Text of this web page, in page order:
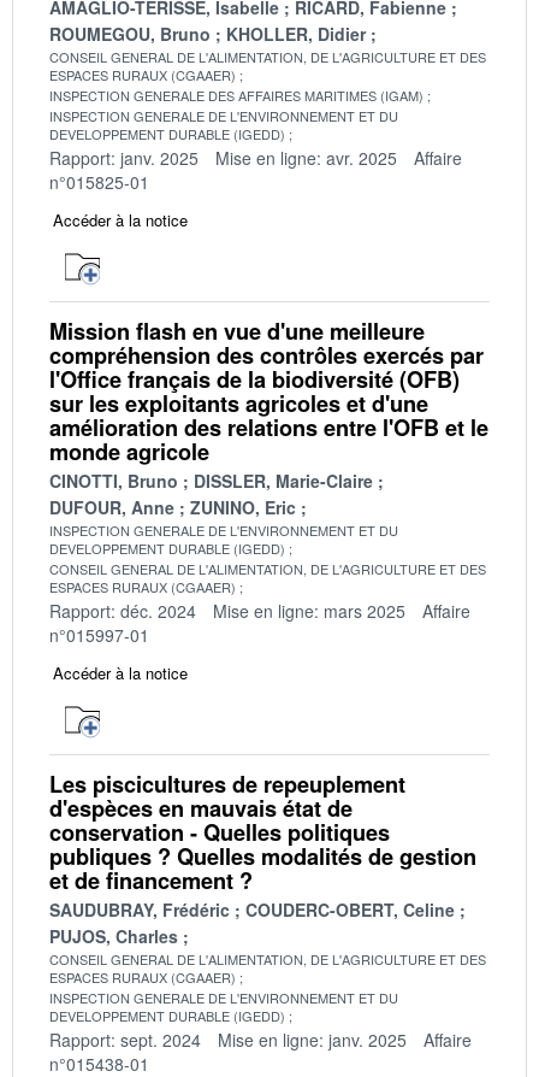
AMAGLIO-TERISSE, Isabelle
RICARD, Fabienne
ROUMEGOU, Bruno
KHOLLER, Didier
CONSEIL GENERAL DE L'ALIMENTATION, DE L'AGRICULTURE ET DES
ESPACES RURAUX (CGAAER)
INSPECTION GENERALE DES AFFAIRES MARITIMES (IGAM)
INSPECTION GENERALE DE L'ENVIRONNEMENT ET DU
DEVELOPPEMENT DURABLE (IGEDD)
Rapport: janv. 2025 Mise en ligne: avr. 2025
Affaire
n°015825-01
Accéder à la notice
Mission flash en vue d'une meilleure
compréhension des contrôles exercés par
l'Office français de la biodiversité (OFB)
sur les exploitants agricoles et d'une
amélioration des relations entre l'OFB et le
monde agricole
CINOTTI, Bruno
DISSLER, Marie-Claire
DUFOUR, Anne
ZUNINO, Eric
INSPECTION GENERALE DE L'ENVIRONNEMENT ET DU
DEVELOPPEMENT DURABLE (IGEDD)
CONSEIL GENERAL DE L'ALIMENTATION, DE L'AGRICULTURE ET DES
ESPACES RURAUX (CGAAER)
Rapport: déc. 2024 Mise en ligne: mars 2025
Affaire
n°015997-01
Accéder à la notice
Les piscicultures de repeuplement
d'espèces en mauvais état de
conservation - Quelles politiques
publiques ? Quelles modalités de gestion
et de financement ?
SAUDUBRAY, Frédéric
COUDERC-OBERT, Celine
PUJOS, Charles
CONSEIL GENERAL DE L'ALIMENTATION, DE L'AGRICULTURE ET DES
ESPACES RURAUX (CGAAER)
INSPECTION GENERALE DE L'ENVIRONNEMENT ET DU
DEVELOPPEMENT DURABLE (IGEDD)
Rapport: sept. 2024 Mise en ligne: janv. 2025
Affaire
n°015438-01